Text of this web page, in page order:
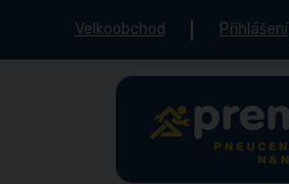
Velkoobchod Přihlášení